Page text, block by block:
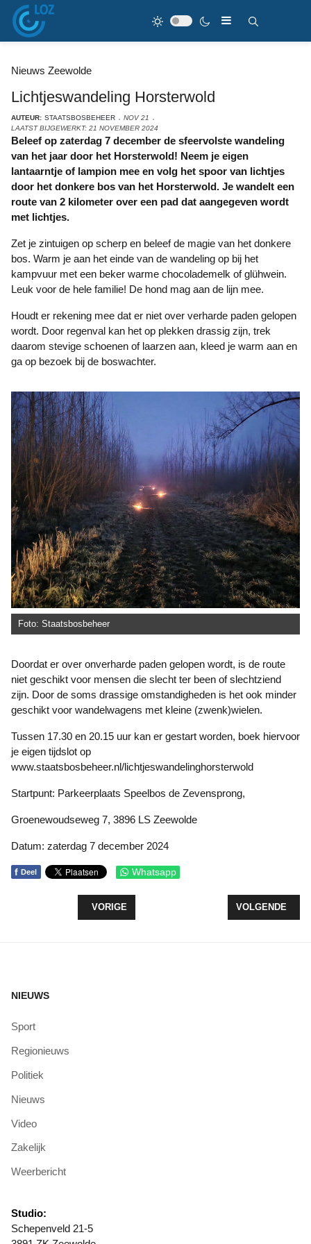
Nieuws Zeewolde
Lichtjeswandeling Horsterwold
AUTEUR: STAATSBOSBEHEER
NOV 21
LAATST BIJGEWERKT: 21 NOVEMBER 2024
Beleef op zaterdag 7 december de sfeervolste wandeling
van het jaar door het Horsterwold! Neem je eigen
lantaarntje of lampion mee en volg het spoor van lichtjes
door het donkere bos van het Horsterwold. Je wandelt een
route van 2 kilometer over een pad dat aangegeven wordt
met lichtjes.
Zet je zintuigen op scherp en beleef de magie van het donkere
bos. Warm je aan het einde van de wandeling op bij het
kampvuur met een beker warme chocolademelk of glühwein.
Leuk voor de hele familie! De hond mag aan de lijn mee.
Houdt er rekening mee dat er niet over verharde paden gelopen
wordt. Door regenval kan het op plekken drassig zijn, trek
daarom stevige schoenen of laarzen aan, kleed je warm aan en
ga op bezoek bij de boswachter.
Foto: Staatsbosbeheer
Doordat er over onverharde paden gelopen wordt, is de route
niet geschikt voor mensen die slecht ter been of slechtziend
zijn. Door de soms drassige omstandigheden is het ook minder
geschikt voor wandelwagens met kleine (zwenk)wielen.
Tussen 17.30 en 20.15 uur kan er gestart worden, boek hiervoor
je eigen tijdslot op
www.staatsbosbeheer.nl/lichtjeswandelinghorsterwold
Startpunt: Parkeerplaats Speelbos de Zevensprong,
Groenewoudseweg 7, 3896 LS Zeewolde
Datum: zaterdag 7 december 2024
f Deel Whatsapp
VORIG ARTIKEL: MEER AANVRAGEN VOOR
VORIGE VOLGENDE
VOLGENDE
NIEUWS
Sport
Regionieuws
Politiek
Nieuws
Video
Zakelijk
Weerbericht
Studio:
Schepenveld 21-5